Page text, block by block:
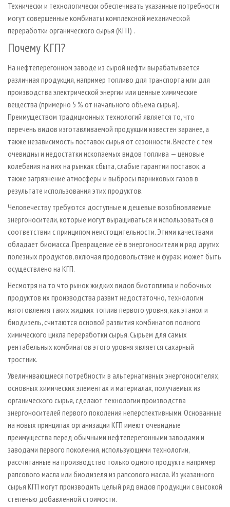
Технически и технологически обеспечивать указанные потребности
могут совершенные комбинаты комплексной механической
переработки органического сырья (КГП) .
Почему КГП?
На нефтеперегонном заводе из сырой нефти вырабатывается
различная продукция, например топливо для транспорта или для
производства электрической энергии или ценные химические
вещества (примерно 5 % от начального объема сырья).
Преимуществом традиционных технологий является то, что
перечень видов изготавливаемой продукции известен заранее, а
также независимость поставок сырья от сезонности. Вместе с тем
очевидны и недостатки ископаемых видов топлива — ценовые
колебания на них на рынках сбыта, слабые гарантии поставок, а
также загрязнение атмосферы и выбросы парниковых газов в
результате использования этих продуктов.
Человечеству требуются доступные и дешевые возобновляемые
энергоносители, которые могут выращиваться и использоваться в
соответствии с принципом неистощительности. Этими качествами
обладает биомасса. Превращение её в энергоносители и ряд других
полезных продуктов, включая продовольствие и фураж, может быть
осуществлено на КГП.
Несмотря на то что рынок жидких видов биотоплива и побочных
продуктов их производства развит недостаточно, технологии
изготовления таких жидких топлив первого уровня, как этанол и
биодизель, считаются основой развития комбинатов полного
химического цикла переработки сырья. Сырьем для самых
рентабельных комбинатов этого уровня является сахарный
тростник.
Увеличивающиеся потребности в альтернативных энергоносителях,
основных химических элементах и материалах, получаемых из
органического сырья, сделают технологии производства
энергоносителей первого поколения неперспективными. Основанные
на новых принципах организации КГП имеют очевидные
преимущества перед обычными нефтеперегонными заводами и
заводами первого поколения, использующими технологии,
рассчитанные на производство только одного продукта например
рапсового масла или биодизеля из рапсового масла. Из указанного
сырья КГП могут производить целый ряд видов продукции с высокой
степенью добавленной стоимости.